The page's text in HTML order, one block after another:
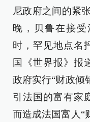
尼政府之间的紧
晚，贝鲁在接
时，罕见地点名
国《世界报》报
政府实行“财政倾
引法国的富有家
而造成法国富人“